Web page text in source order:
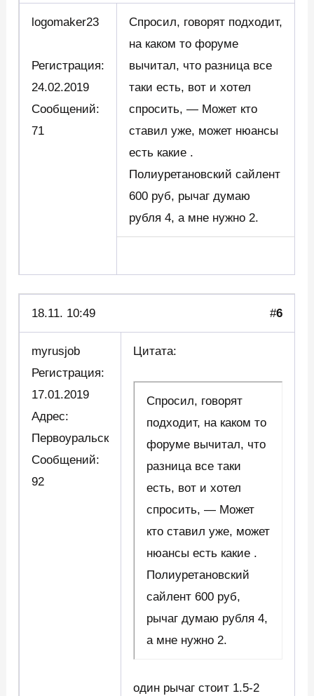
logomaker23
Регистрация:
24.02.2019
Сообщений:
71
Спросил, говорят подходит,
на каком то форуме
вычитал, что разница все
таки есть, вот и хотел
спросить, — Может кто
ставил уже, может нюансы
есть какие .
Полиуретановский сайлент
600 руб, рычаг думаю
рубля 4, а мне нужно 2.
18.11. 10:49 #6
myrusjob
Регистрация:
17.01.2019
Адрес:
Первоуральск
Сообщений:
92
Цитата:
Спросил, говорят
подходит, на каком то
форуме вычитал, что
разница все таки
есть, вот и хотел
спросить, — Может
кто ставил уже, может
нюансы есть какие .
Полиуретановский
сайлент 600 руб,
рычаг думаю рубля 4,
а мне нужно 2.
один рычаг стоит 1.5-2